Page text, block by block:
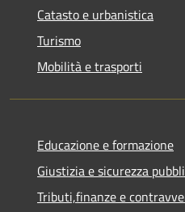
Catasto e urbanistica
Turismo
Mobilità e trasporti
Educazione e formazione
Giustizia e sicurezza
Tributi,finanze e